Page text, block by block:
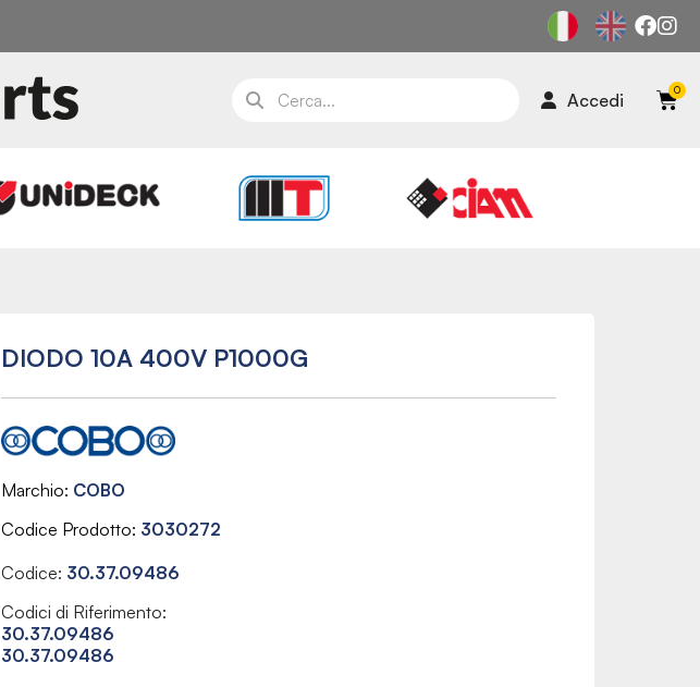
Accedi
DIODO 10A 400V P1000G
Marchio COBO
Codice Prodotto 3030272
Codice: 30.37.09486
Codici di Riferimento:
30.37.09486
30.37.09486